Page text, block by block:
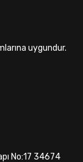
uygundur.
No:17 34674